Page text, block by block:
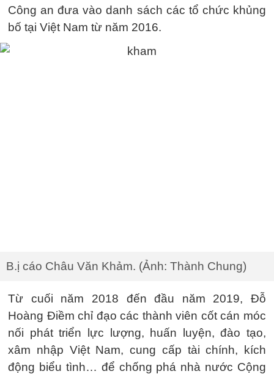
Công an đưa vào danh sách các tổ chức khủng
bố tại Việt Nam từ năm 2016.
B.ị cáo Châu Văn Khảm. (Ảnh: Thành Chung)
Từ cuối năm 2018 đến đầu năm 2019, Đỗ
Hoàng Điềm chỉ đạo các thành viên cốt cán móc
nối phát triển lực lượng, huấn luyện, đào tạo,
xâm nhập Việt Nam, cung cấp tài chính, kích
động biểu tình… để chống phá nhà nước Cộng